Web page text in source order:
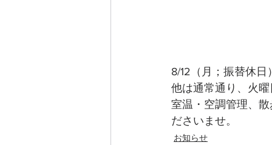
8/12（月；振替休
他は通常通り、火
室温・空調管理、
ださいませ。
お知らせ